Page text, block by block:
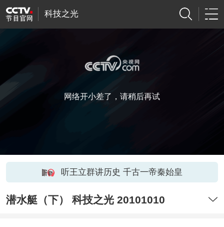
科技之光
网络开小差了，请稍后再试
听王立群讲历史 千古一帝秦始皇
潜水艇（下） 科技之光 20101010